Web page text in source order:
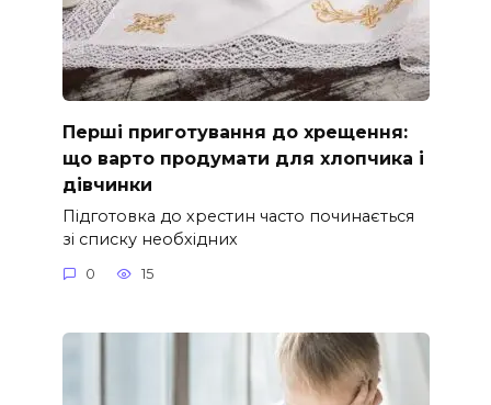
Перші приготування до хрещення:
що варто продумати для хлопчика і
дівчинки
Підготовка до хрестин часто починається
зі списку необхідних
0 15